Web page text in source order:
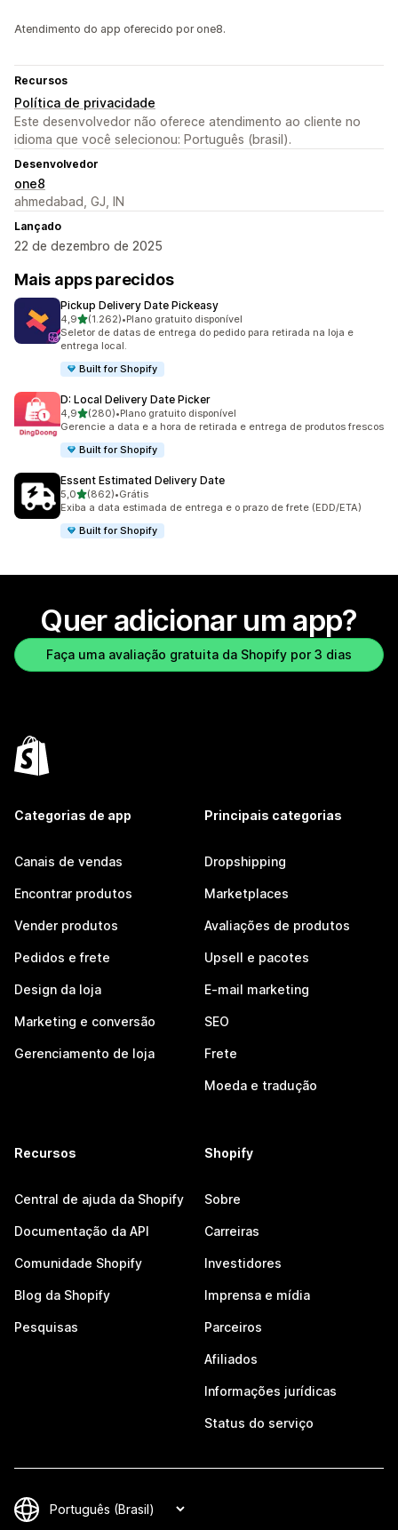
Atendimento do app oferecido por one8.
Recursos
Política de privacidade
Este desenvolvedor não oferece atendimento ao cliente no
idioma que você selecionou: Português (brasil).
Desenvolvedor
one8
ahmedabad, GJ, IN
Lançado
22 de dezembro de 2025
Mais apps parecidos
Pickup Delivery Date Pickeasy
4,9de 5 estrelas
(1.262)
1262 avaliações ao todo
•Plano gratuito disponível
Seletor de datas de entrega do pedido para retirada na loja e
entrega local.
Built for Shopify
D: Local Delivery Date Picker
4,9de 5 estrelas
(280)
280 avaliações ao todo
•Plano gratuito disponível
Gerencie a data e a hora de retirada e entrega de produtos frescos
Built for Shopify
Essent Estimated Delivery Date
5,0de 5 estrelas
(862)
862 avaliações ao todo
•Grátis
Exiba a data estimada de entrega e o prazo de frete (EDD/ETA)
Built for Shopify
Quer adicionar um app?
Faça uma avaliação gratuita da Shopify por 3 dias
Categorias de app
Canais de vendas
Encontrar produtos
Vender produtos
Pedidos e frete
Design da loja
Marketing e conversão
Gerenciamento de loja
Principais categorias
Dropshipping
Marketplaces
Avaliações de produtos
Upsell e pacotes
E-mail marketing
SEO
Frete
Moeda e tradução
Recursos
Central de ajuda da Shopify
Documentação da API
Comunidade Shopify
Blog da Shopify
Pesquisas
Shopify
Sobre
Carreiras
Investidores
Imprensa e mídia
Parceiros
Afiliados
Informações jurídicas
Status do serviço